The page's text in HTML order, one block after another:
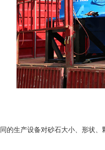
生产设备对砂石大小、形状、